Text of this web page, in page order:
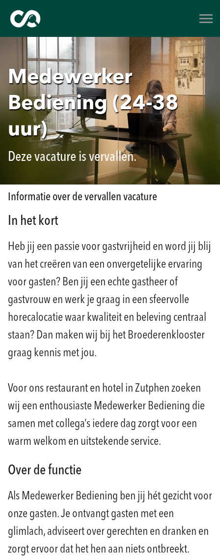
Medewerker
Bediening (24-38
uur)
Deze vacature is vervallen.
Informatie over de vervallen vacature
In het kort
Heb jij een passie voor gastvrijheid en word jij blij
van het creëren van een onvergetelijke ervaring
voor gasten? Ben jij een echte gastheer of
gastvrouw en werk je graag in een sfeervolle
horecalocatie waar kwaliteit en beleving centraal
staan? Dan maken wij bij het Broederenklooster
graag kennis met jou.
Voor ons restaurant en hotel in Zutphen zoeken
wij een enthousiaste Medewerker Bediening die
samen met collega’s iedere dag zorgt voor een
warm welkom en uitstekende service.
Over de functie
Als Medewerker Bediening ben jij hét gezicht voor
onze gasten. Je ontvangt gasten met een
glimlach, adviseert over gerechten en dranken en
zorgt ervoor dat het hen aan niets ontbreekt.